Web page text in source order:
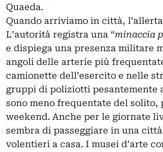
Quaeda.
Quando arriviamo in città,
L’autorità registra una “minaccia
e dispiega una presenza militare
angoli delle arterie più
camionette dell’esercito e nelle
gruppi di poliziotti pesantemente
sono meno frequentate del solito,
weekend. Anche per le giornate
sembra di passeggiare in una
volentieri a casa. I musei d’arte